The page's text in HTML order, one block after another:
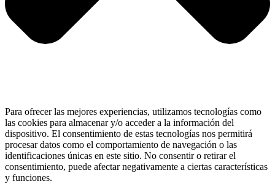
Para ofrecer las mejores experiencias, utilizamos tecnologías como
las cookies para almacenar y/o acceder a la información del
dispositivo. El consentimiento de estas tecnologías nos permitirá
procesar datos como el comportamiento de navegación o las
identificaciones únicas en este sitio. No consentir o retirar el
consentimiento, puede afectar negativamente a ciertas características
y funciones.